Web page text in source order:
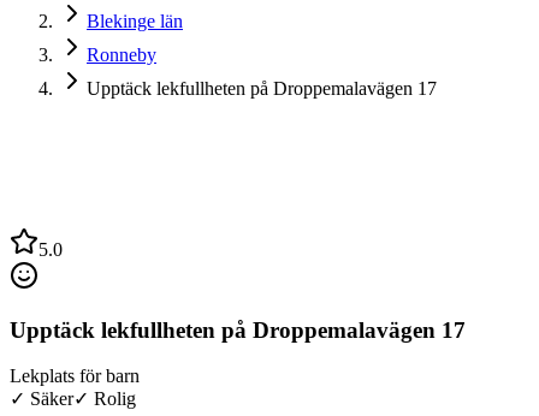
Blekinge län
Ronneby
Upptäck lekfullheten på Droppemalavägen 17
5.0
Upptäck lekfullheten på Droppemalavägen 17
Lekplats för barn
✓ Säker✓ Rolig